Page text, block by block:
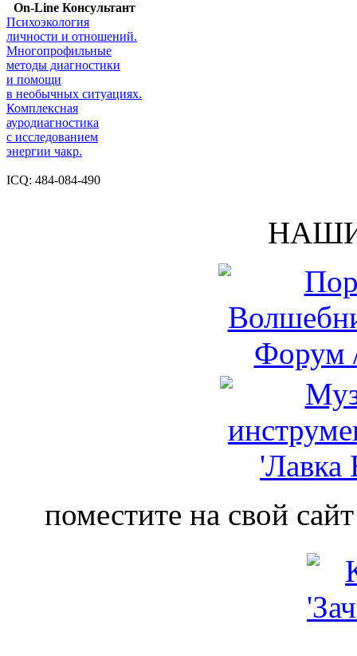
On-Line Консультант
Психоэкология
личности и отношений.
Многопрофильные
методы диагностики
и помощи
в необычных ситуациях.
Комплексная
ауродиагностика
с исследованием
энергии чакр.
ICQ: 484-084-490
поместите на свой